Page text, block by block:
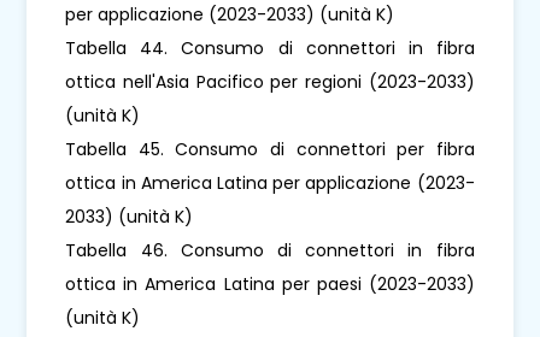
per applicazione (2023-2033) (unità K)
Tabella 44. Consumo di connettori in fibra
ottica nell'Asia Pacifico per regioni (2023-2033)
(unità K)
Tabella 45. Consumo di connettori per fibra
ottica in America Latina per applicazione (2023-
2033) (unità K)
Tabella 46. Consumo di connettori in fibra
ottica in America Latina per paesi (2023-2033)
(unità K)